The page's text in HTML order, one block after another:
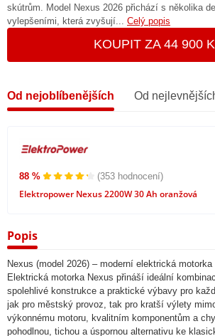
skútrům. Model Nexus 2026 přichází s několika
vylepšeními, která zvyšují... Celý popis
KOUPIT ZA 44 900
Od nejoblíbenějších Od
88 % (353 hodnocení)
Elektropower Nexus 2200W 30 Ah oranžová
Popis
Nexus (model 2026) – moderní elektrická
Elektrická motorka Nexus přináší ideální
spolehlivé konstrukce a praktické výbavy pro
jak pro městský provoz, tak pro kratší výlety
výkonnému motoru, kvalitním komponentům a
pohodlnou, tichou a úspornou alternativu ke